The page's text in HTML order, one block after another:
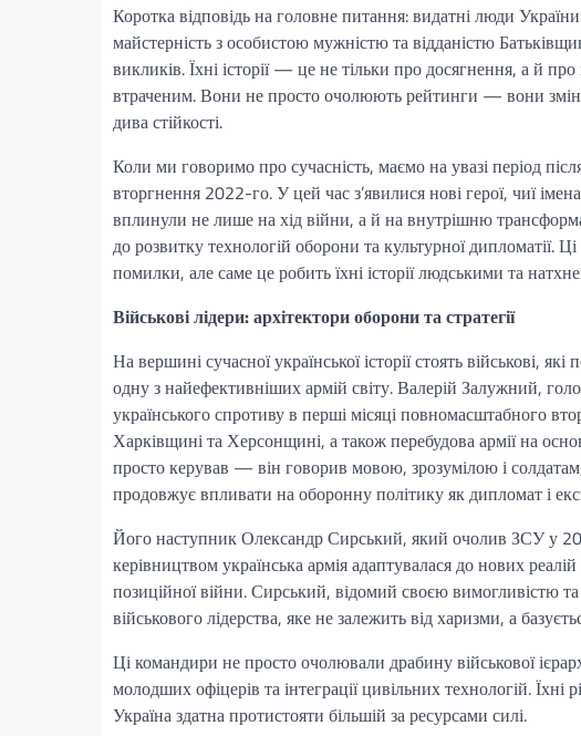
Коротка відповідь на головне питання: видатні люди
майстерність з особистою мужністю та відданістю
викликів. Їхні історії — це не тільки про досягнення, а й
втраченим. Вони не просто очолюють рейтинги — вони
дива стійкості.
Коли ми говоримо про сучасність, маємо на увазі період
вторгнення 2022-го. У цей час з’явилися нові герої, чиї
вплинули не лише на хід війни, а й на внутрішню
до розвитку технологій оборони та культурної
помилки, але саме це робить їхні історії людськими та
Військові лідери: архітектори оборони та стратегії
На вершині сучасної української історії стоять військові,
одну з найефективніших армій світу. Валерій Залужний,
українського спротиву в перші місяці повномасштабного
Харківщині та Херсонщині, а також перебудова армії на
просто керував — він говорив мовою, зрозумілою і
продовжує впливати на оборонну політику як дипломат і
Його наступник Олександр Сирський, який очолив ЗСУ у
керівництвом українська армія адаптувалася до нових
позиційної війни. Сирський, відомий своєю вимогливістю
військового лідерства, яке не залежить від харизми, а
Ці командири не просто очолювали драбину військової
молодших офіцерів та інтеграції цивільних технологій.
Україна здатна протистояти більшій за ресурсами силі.